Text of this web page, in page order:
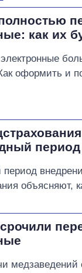
как их
оформить и
период
период
объясняют,